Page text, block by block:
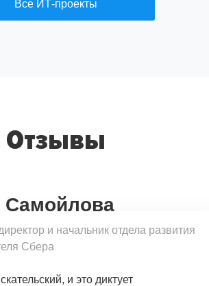
Все ИТ-проекты
Отзывы
и начальник отдела развития
Сбера
и это диктует